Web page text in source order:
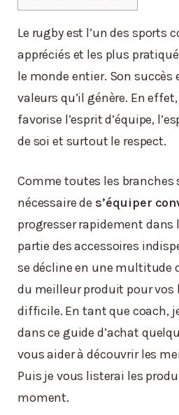
Le rugby est l’un des sports
appréciés et les plus
le monde entier. Son
valeurs qu’il génère. En
favorise l’esprit d’équipe,
de soi et surtout le respect.
Comme toutes les branches
nécessaire de s’équiper
progresser rapidement dans
partie des accessoires
se décline en une multitude
du meilleur produit pour vos
difficile. En tant que coach,
dans ce guide d’achat
vous aider à découvrir les
Puis je vous listerai les
moment.